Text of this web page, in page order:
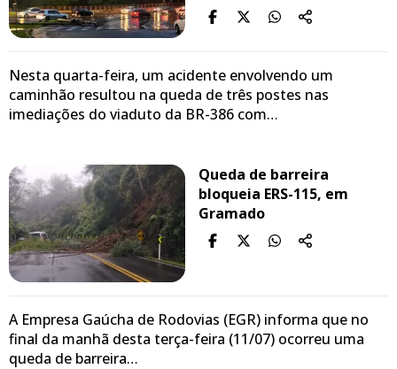
Nesta quarta-feira, um acidente envolvendo um
caminhão resultou na queda de três postes nas
imediações do viaduto da BR-386 com…
Queda de barreira
bloqueia ERS-115, em
Gramado
A Empresa Gaúcha de Rodovias (EGR) informa que no
final da manhã desta terça-feira (11/07) ocorreu uma
queda de barreira…